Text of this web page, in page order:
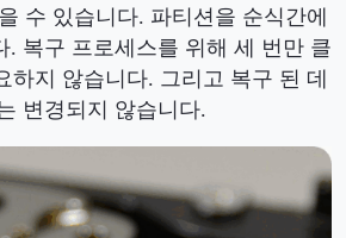
수 있습니다. 파티션을 순식간에
. 복구 프로세스를 위해 세 번만 클
하지 않습니다. 그리고 복구 된 데
변경되지 않습니다.